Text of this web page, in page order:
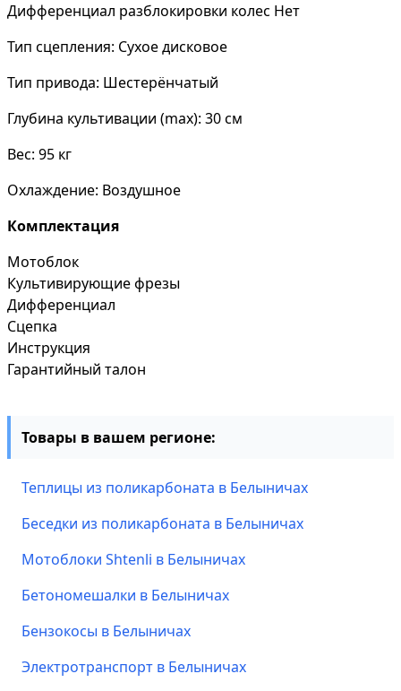
Дифференциал разблокировки колес Нет
Тип сцепления: Сухое дисковое
Тип привода: Шестерёнчатый
Глубина культивации (max): 30 см
Вес: 95 кг
Охлаждение: Воздушное
Комплектация
Мотоблок
Культивирующие фрезы
Дифференциал
Сцепка
Инструкция
Гарантийный талон
Товары в вашем регионе:
Теплицы из поликарбоната в Белыничах
Беседки из поликарбоната в Белыничах
Мотоблоки Shtenli в Белыничах
Бетономешалки в Белыничах
Бензокосы в Белыничах
Электротранспорт в Белыничах